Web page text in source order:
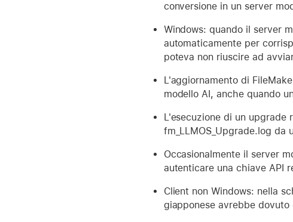
conversione in un server
Windows: quando il server
automaticamente per
poteva non riuscire ad
L'aggiornamento di
modello AI, anche quando
L'esecuzione di un
fm_LLMOS_Upgrade.log
Occasionalmente il server
autenticare una chiave API
Client non Windows: nella
giapponese avrebbe